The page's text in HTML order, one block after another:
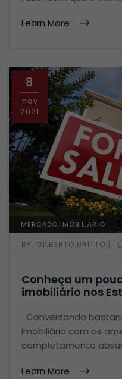
Learn More
8
nov
2021
MERCADO IMOBILIÁRIO
BY: GILBERTO BRITTO |
Conheça um
imobiliário nos
Conversando
imobiliário com os
completamente
Learn More